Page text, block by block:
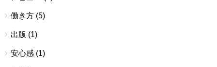
働き方 (5)
出版 (1)
安心感 (1)